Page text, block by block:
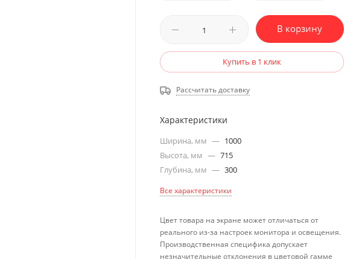
В корзину
Купить в 1 клик
Рассчитать доставку
Характеристики
Ширина, мм — 1000
Высота, мм — 715
Глубина, мм — 300
Все характеристики
Цвет товара на экране может отличаться от
реального из-за настроек монитора и освещения.
Производственная специфика допускает
незначительные отклонения в цветовой гамме